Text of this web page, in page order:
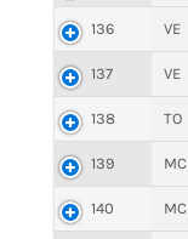
136 VE
137 VE
138 TO
139 MC
140 MC